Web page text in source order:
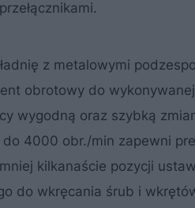
z metalowymi
obrotowy do
wygodną oraz szybką
4000 obr./min zapewni
kilkanaście pozycji
do wkręcania śrub i